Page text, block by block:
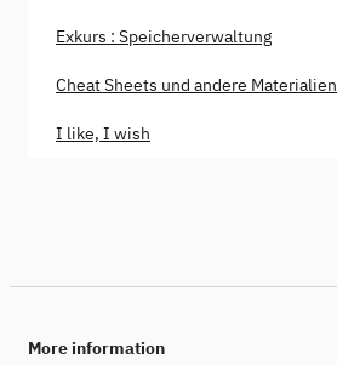
Exkurs : Speicherverwaltung
Cheat Sheets und andere Materialien
I like, I wish
More information